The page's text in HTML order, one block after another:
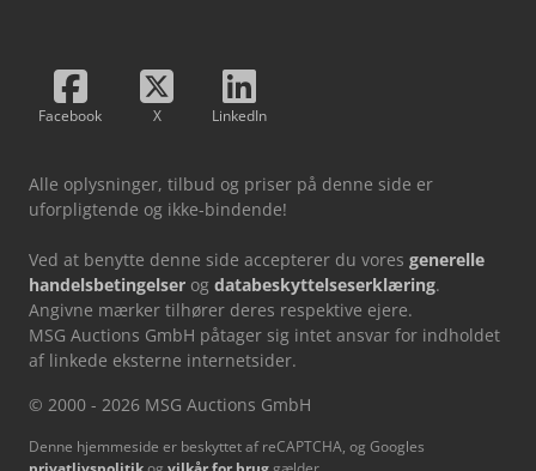
Facebook X LinkedIn
Alle oplysninger, tilbud og priser på denne side er
uforpligtende og ikke-bindende!
Ved at benytte denne side accepterer du vores generelle
handelsbetingelser og databeskyttelseserklæring.
Angivne mærker tilhører deres respektive ejere.
MSG Auctions GmbH påtager sig intet ansvar for indholdet
af linkede eksterne internetsider.
© 2000 - 2026 MSG Auctions GmbH
Denne hjemmeside er beskyttet af reCAPTCHA, og Googles